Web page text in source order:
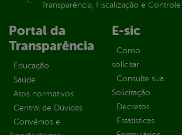
Transparência, Fiscalização e Controle
Portal da
Transparência
Educação
Saúde
Atos normativos
Central de Dúvidas
Convênios e
E-sic
Como
solicitar
Consulte sua
Solicitação
Decretos
Estatísticas